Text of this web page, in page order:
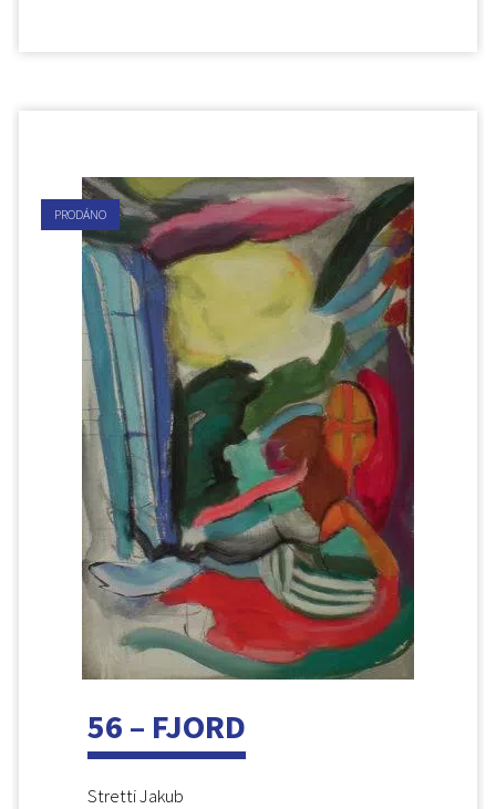
PRODÁNO
56 – FJORD
Stretti Jakub